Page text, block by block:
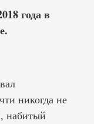
года в
никогда не
набитый